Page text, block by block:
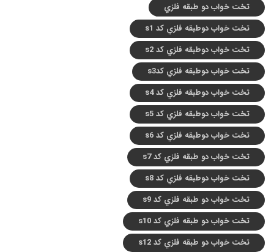
تخت خواب دو طبقه فلزي
تخت خواب دوطبقه فلزي کد s1
تخت خواب دوطبقه فلزي کد s2
تخت خواب دوطبقه فلزي کدs3
تخت خواب دوطبقه فلزي کد s4
تخت خواب دوطبقه فلزي کد s5
تخت خواب دوطبقه فلزي کد s6
تخت خواب دو طبقه فلزي کد s7
تخت خواب دوطبقه فلزي کد s8
تخت خواب دو طبقه فلزي کد s9
تخت خواب دو طبقه فلزي کد s10
تخت خواب دو طبقه فلزي کد s12